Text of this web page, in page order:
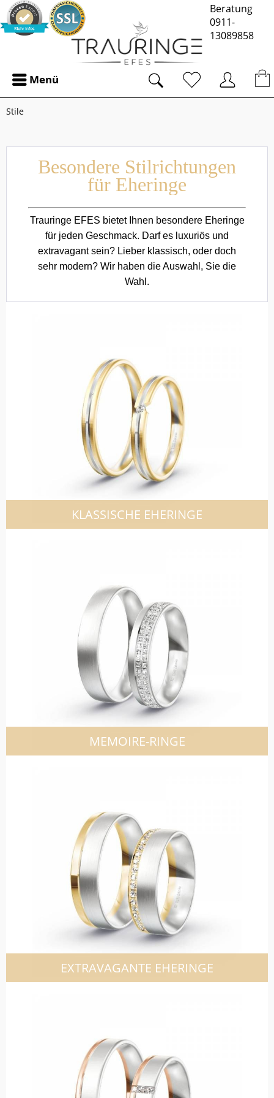
Beratung
0911-
13089858
Menü
Stile
Besondere Stilrichtungen
für Eheringe
Trauringe EFES bietet Ihnen besondere Eheringe
für jeden Geschmack. Darf es luxuriös und
extravagant sein? Lieber klassisch, oder doch
sehr modern? Wir haben die Auswahl, Sie die
Wahl.
KLASSISCHE EHERINGE
MEMOIRE-RINGE
EXTRAVAGANTE EHERINGE